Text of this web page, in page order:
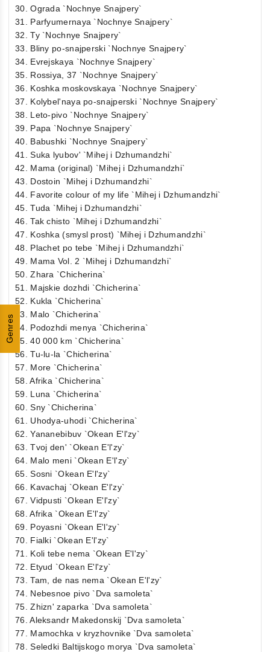
Genres
30. Ograda `Nochnye Snajpery`
31. Parfyumernaya `Nochnye Snajpery`
32. Ty `Nochnye Snajpery`
33. Bliny po-snajperski `Nochnye Snajpery`
34. Evrejskaya `Nochnye Snajpery`
35. Rossiya, 37 `Nochnye Snajpery`
36. Koshka moskovskaya `Nochnye Snajpery`
37. Kolybel'naya po-snajperski `Nochnye Snajpery`
38. Leto-pivo `Nochnye Snajpery`
39. Papa `Nochnye Snajpery`
40. Babushki `Nochnye Snajpery`
41. Suka lyubov' `Mihej i Dzhumandzhi`
42. Mama (original) `Mihej i Dzhumandzhi`
43. Dostoin `Mihej i Dzhumandzhi`
44. Favorite colour of my life `Mihej i Dzhumandzhi`
45. Tuda `Mihej i Dzhumandzhi`
46. Tak chisto `Mihej i Dzhumandzhi`
47. Koshka (smysl prost) `Mihej i Dzhumandzhi`
48. Plachet po tebe `Mihej i Dzhumandzhi`
49. Mama Vol. 2 `Mihej i Dzhumandzhi`
50. Zhara `Chicherina`
51. Majskie dozhdi `Chicherina`
52. Kukla `Chicherina`
53. Malo `Chicherina`
54. Podozhdi menya `Chicherina`
55. 40 000 km `Chicherina`
56. Tu-lu-la `Chicherina`
57. More `Chicherina`
58. Afrika `Chicherina`
59. Luna `Chicherina`
60. Sny `Chicherina`
61. Uhodya-uhodi `Chicherina`
62. Yananebibuv `Okean E'l'zy`
63. Tvoj den' `Okean E'l'zy`
64. Malo meni `Okean E'l'zy`
65. Sosni `Okean E'l'zy`
66. Kavachaj `Okean E'l'zy`
67. Vidpusti `Okean E'l'zy`
68. Afrika `Okean E'l'zy`
69. Poyasni `Okean E'l'zy`
70. Fialki `Okean E'l'zy`
71. Koli tebe nema `Okean E'l'zy`
72. Etyud `Okean E'l'zy`
73. Tam, de nas nema `Okean E'l'zy`
74. Nebesnoe pivo `Dva samoleta`
75. Zhizn' zaparka `Dva samoleta`
76. Aleksandr Makedonskij `Dva samoleta`
77. Mamochka v kryzhovnike `Dva samoleta`
78. Seledki Baltijskogo morya `Dva samoleta`